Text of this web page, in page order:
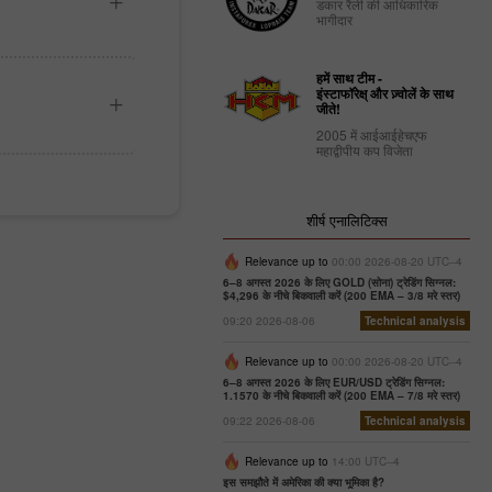
डकार रैली की आधिकारिक
भागीदार
हमें साथ टीम -
इंस्टाफॉरेक्ष् और ज़्वोलें के साथ
जीते!
2005 में आईआईहेचएफ
महाद्वीपीय कप विजेता
शीर्ष एनालिटिक्स
Relevance up to 00:00 2026-08-20 UTC--4
6–8 अगस्त 2026 के लिए GOLD (सोना) ट्रेडिंग सिग्नल:
$4,296 के नीचे बिकवाली करें (200 EMA – 3/8 मरे स्तर)
09:20 2026-08-06
Technical analysis
Relevance up to 00:00 2026-08-20 UTC--4
6–8 अगस्त 2026 के लिए EUR/USD ट्रेडिंग सिग्नल:
1.1570 के नीचे बिकवाली करें (200 EMA – 7/8 मरे स्तर)
09:22 2026-08-06
Technical analysis
Relevance up to 14:00 UTC--4
इस समझौते में अमेरिका की क्या भूमिका है?